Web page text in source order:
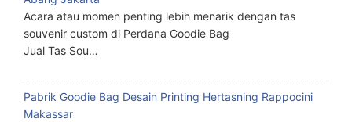
Acara atau momen penting lebih menarik dengan tas
souvenir custom di Perdana Goodie Bag
Jual Tas Sou…
Pabrik Goodie Bag Desain Printing Hertasning Rappocini
Makassar